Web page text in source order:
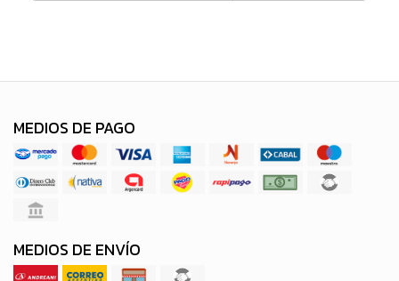
MEDIOS DE PAGO
MEDIOS DE ENVÍO